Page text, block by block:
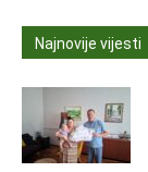
Najnovije vijesti